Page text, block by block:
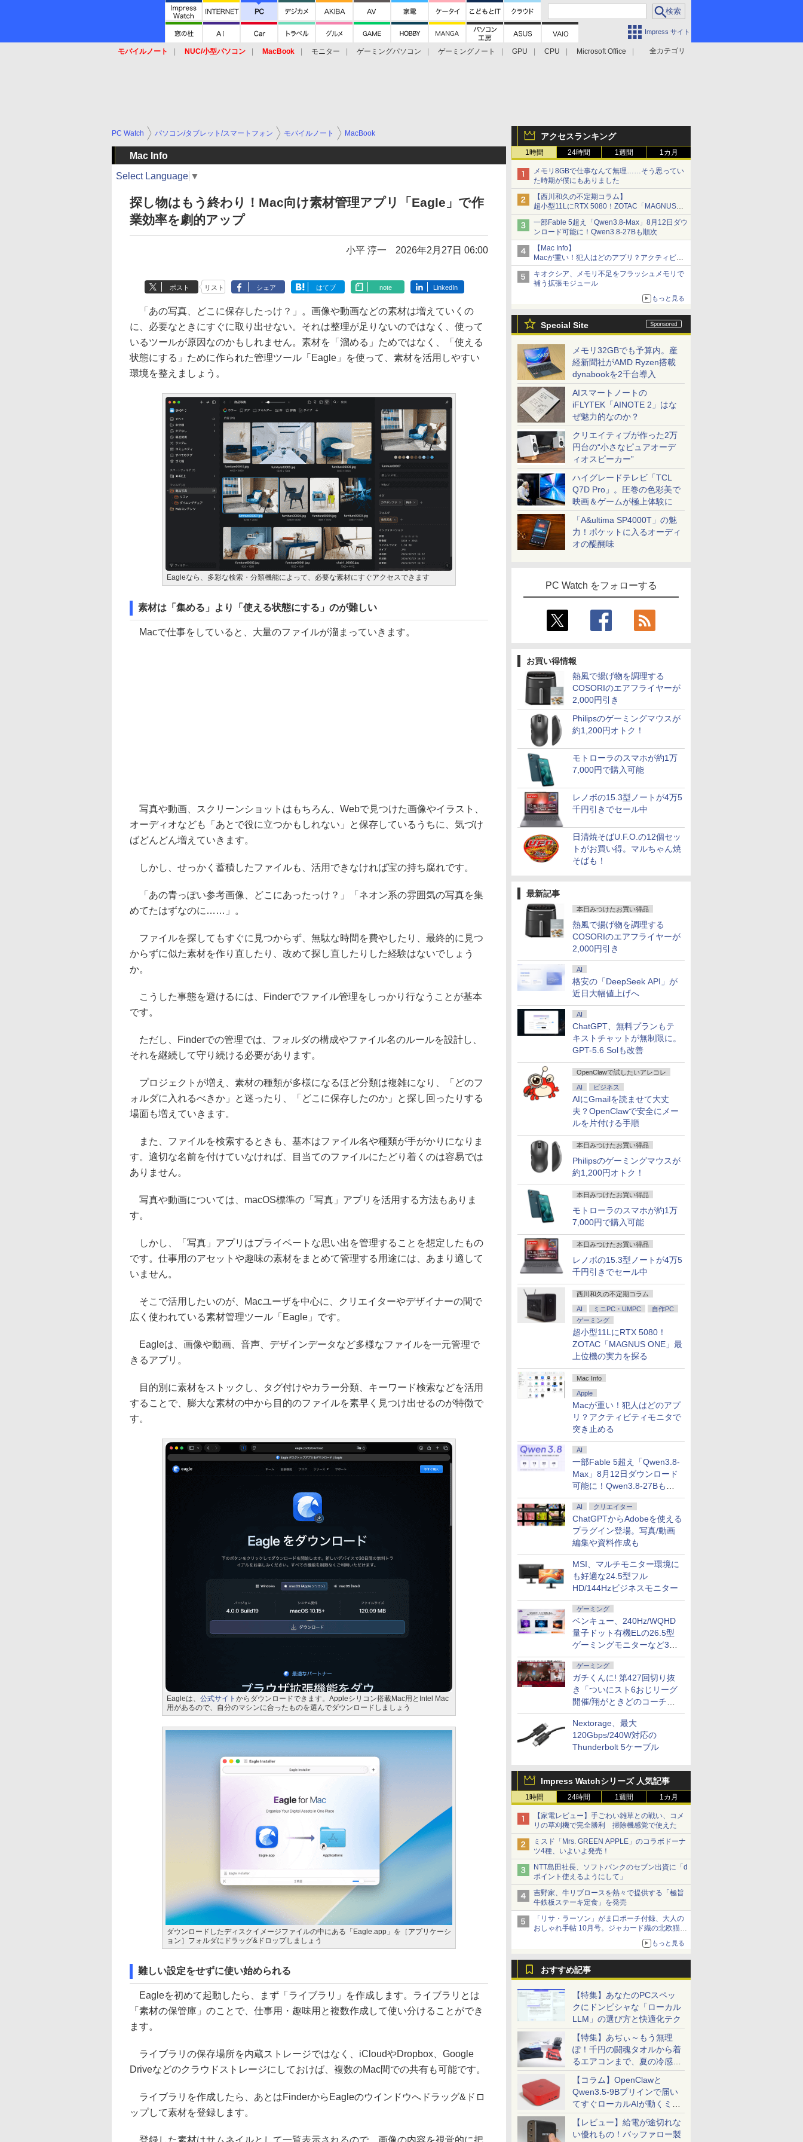
Impress サイト
全カテゴリ
モバイルノート NUC/小型パソコン MacBook モニター ゲーミングパソコン ゲーミングノート GPU CPU
Microsoft Office
アクセスランキング
1時間 24時間 1週間 1カ月
メモリ8GBで仕事なんて無理……そう思ってい
た時期が僕にもありました
【西川和久の不定期コラム】
超小型11LにRTX 5080！ZOTAC「MAGNUS
ONE」最上位機の実力を探る
一部Fable 5超え「Qwen3.8-Max」8月12日ダウ
ンロード可能に！Qwen3.8-27Bも順次
【Mac Info】
Macが重い！犯人はどのアプリ？アクティビテ
ィモニタで突き止める
キオクシア、メモリ不足をフラッシュメモリで
補う拡張モジュール
もっと見る
Special Site
メモリ32GBでも予算内。産
経新聞社がAMD Ryzen搭載
dynabookを2千台導入
AIスマートノートの
iFLYTEK「AINOTE 2」はな
ぜ魅力的なのか？
クリエイティブが作った2万
円台の“小さなピュアオーデ
ィオスピーカー”
ハイグレードテレビ「TCL
Q7D Pro」。圧巻の色彩美で
映画＆ゲームが極上体験に
「A&ultima SP4000T」の魅
力！ポケットに入るオーディ
オの醍醐味
PC Watch をフォローする
お買い得情報
熱風で揚げ物を調理する
COSORIのエアフライヤーが
2,000円引き
Philipsのゲーミングマウスが
約1,200円オトク！
モトローラのスマホが約1万
7,000円で購入可能
レノボの15.3型ノートが4万5
千円引きでセール中
日清焼そばU.F.O.の12個セッ
トがお買い得。マルちゃん焼
そばも！
最新記事
本日みつけたお買い得品
熱風で揚げ物を調理する
COSORIのエアフライヤーが
2,000円引き
AI
格安の「DeepSeek API」が
近日大幅値上げへ
AI
ChatGPT、無料プランもテ
キストチャットが無制限に。
GPT-5.6 Solも改善
OpenClawで試したいアレコレ
AI ビジネス
AIにGmailを読ませて大丈
夫？OpenClawで安全にメー
ルを片付ける手順
本日みつけたお買い得品
Philipsのゲーミングマウスが
約1,200円オトク！
本日みつけたお買い得品
モトローラのスマホが約1万
7,000円で購入可能
本日みつけたお買い得品
レノボの15.3型ノートが4万5
千円引きでセール中
西川和久の不定期コラム
AI ミニPC・UMPC
自作PC
ゲーミング
超小型11LにRTX 5080！
ZOTAC「MAGNUS ONE」最
上位機の実力を探る
Mac Info
Apple
Macが重い！犯人はどのアプ
リ？アクティビティモニタで
突き止める
AI
一部Fable 5超え「Qwen3.8-
Max」8月12日ダウンロード
可能に！Qwen3.8-27Bも順
次
AI クリエイター
ChatGPTからAdobeを使える
プラグイン登場。写真/動画
編集や資料作成も
MSI、マルチモニター環境に
も好適な24.5型フル
HD/144Hzビジネスモニター
ゲーミング
ベンキュー、240Hz/WQHD
量子ドット有機ELの26.5型
ゲーミングモニターなど3機
種
ゲーミング
ガチくんに! 第427回切り抜
き「ついにスト6おじリーグ
開催/翔がときどのコーチ就
任など」
Nextorage、最大
120Gbps/240W対応の
Thunderbolt 5ケーブル
Impress Watchシリーズ 人気記事
1時間 24時間 1週間 1カ月
【家電レビュー】手ごわい雑草との戦い、コメ
リの草刈機で完全勝利 掃除機感覚で使えた
ミスド「Mrs. GREEN APPLE」のコラボドーナ
ツ4種、いよいよ発売！
NTT島田社長、ソフトバンクのセブン出資に「d
ポイント使えるようにして」
吉野家、牛リブロースを熱々で提供する「極旨
牛鉄板ステーキ定食」を発売
「リサ・ラーソン」がま口ポーチ付録、大人の
おしゃれ手帖 10月号。ジャカード織の北欧猫デ
もっと見る
おすすめ記事
【特集】あなたのPCスペッ
クにドンピシャな「ローカル
LLM」の選び方と快適化テク
【特集】あぢぃ～もう無理
ぽ！千円の闘魂タオルから着
るエアコンまで、夏の冷感グ
ッズ一挙紹介
【コラム】OpenClawと
Qwen3.5-9Bプリインで届い
てすぐローカルAIが動くミニ
PC「SER9 Pro」
【レビュー】給電が途切れな
い優れもの！バッファロー製
PC Watch パソコン/タブレット/スマートフォン モバイルノート MacBook
Mac Info
Select Language ▼
探し物はもう終わり！Mac向け素材管理アプリ「Eagle」で作
業効率を劇的アップ
小平 淳一 2026年2月27日 06:00
ポスト リスト シェア はてブ note LinkedIn
「あの写真、どこに保存したっけ？」。画像や動画などの素材は増えていくの
に、必要なときにすぐに取り出せない。それは整理が足りないのではなく、使って
いるツールが原因なのかもしれません。素材を「溜める」ためではなく、「使える
状態にする」ために作られた管理ツール「Eagle」を使って、素材を活用しやすい
環境を整えましょう。
Eagleなら、多彩な検索・分類機能によって、必要な素材にすぐアクセスできます
素材は「集める」より「使える状態にする」のが難しい
Macで仕事をしていると、大量のファイルが溜まっていきます。
写真や動画、スクリーンショットはもちろん、Webで見つけた画像やイラスト、
オーディオなども「あとで役に立つかもしれない」と保存しているうちに、気づけ
ばどんどん増えていきます。
しかし、せっかく蓄積したファイルも、活用できなければ宝の持ち腐れです。
「あの青っぽい参考画像、どこにあったっけ？」「ネオン系の雰囲気の写真を集
めてたはずなのに……」。
ファイルを探してもすぐに見つからず、無駄な時間を費やしたり、最終的に見つ
からずに似た素材を作り直したり、改めて探し直したりした経験はないでしょう
か。
こうした事態を避けるには、Finderでファイル管理をしっかり行なうことが基本
です。
ただし、Finderでの管理では、フォルダの構成やファイル名のルールを設計し、
それを継続して守り続ける必要があります。
プロジェクトが増え、素材の種類が多様になるほど分類は複雑になり、「どのフ
ォルダに入れるべきか」と迷ったり、「どこに保存したのか」と探し回ったりする
場面も増えていきます。
また、ファイルを検索するときも、基本はファイル名や種類が手がかりになりま
す。適切な名前を付けていなければ、目当てのファイルにたどり着くのは容易では
ありません。
写真や動画については、macOS標準の「写真」アプリを活用する方法もありま
す。
しかし、「写真」アプリはプライベートな思い出を管理することを想定したもの
です。仕事用のアセットや趣味の素材をまとめて管理する用途には、あまり適して
いません。
そこで活用したいのが、Macユーザを中心に、クリエイターやデザイナーの間で
広く使われている素材管理ツール「Eagle」です。
Eagleは、画像や動画、音声、デザインデータなど多様なファイルを一元管理で
きるアプリ。
目的別に素材をストックし、タグ付けやカラー分類、キーワード検索などを活用
することで、膨大な素材の中から目的のファイルを素早く見つけ出せるのが特徴で
す。
Eagleは、 公式サイト からダウンロードできます。Appleシリコン搭載Mac用とIntel Mac
用があるので、自分のマシンに合ったものを選んでダウンロードしましょう
ダウンロードしたディスクイメージファイルの中にある「Eagle.app」を［アプリケーシ
ョン］フォルダにドラッグ&ドロップしましょう
難しい設定をせずに使い始められる
Eagleを初めて起動したら、まず「ライブラリ」を作成します。ライブラリとは
「素材の保管庫」のことで、仕事用・趣味用と複数作成して使い分けることができ
ます。
ライブラリの保存場所を内蔵ストレージではなく、iCloudやDropbox、Google
Driveなどのクラウドストレージにしておけば、複数のMac間での共有も可能です。
ライブラリを作成したら、あとはFinderからEagleのウインドウへドラッグ&ドロ
ップして素材を登録します。
登録した素材はサムネイルとして一覧表示されるので、画像の内容を視覚的に把